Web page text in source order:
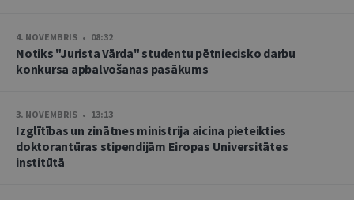
4. NOVEMBRIS • 08:32
Notiks "Jurista Vārda" studentu pētniecisko darbu
konkursa apbalvošanas pasākums
3. NOVEMBRIS • 13:13
Izglītības un zinātnes ministrija aicina pieteikties
doktorantūras stipendijām Eiropas Universitātes
institūtā